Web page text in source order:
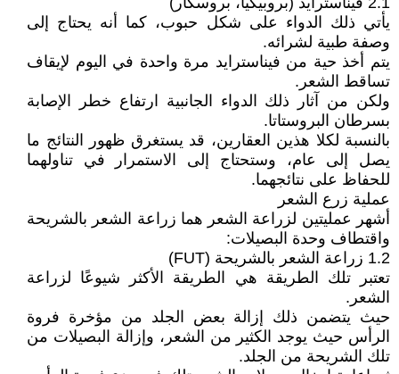
يأتي ذلك الدواء على شكل حبوب، كما أنه يحتاج إلى
وصفة طبية لشرائه.
يتم أخذ حية من فيناسترايد مرة واحدة في اليوم لإيقاف
تساقط الشعر.
ولكن من آثار ذلك الدواء الجانبية ارتفاع خطر الإصابة
بسرطان البروستاتا.
بالنسبة لكلا هذين العقارين، قد يستغرق ظهور النتائج ما
يصل إلى عام، وستحتاج إلى الاستمرار في تناولهما
للحفاظ على نتائجهما.
عملية زرع الشعر
أشهر عمليتين لزراعة الشعر هما زراعة الشعر بالشريحة
واقتطاف وحدة البصيلات:
1.2 زراعة الشعر بالشريحة (FUT)
تعتبر تلك الطريقة هي الطريقة الأكثر شيوعًا لزراعة
الشعر.
حيث يتضمن ذلك إزالة بعض الجلد من مؤخرة فروة
الرأس حيث يوجد الكثير من الشعر، وإزالة البصيلات من
تلك الشريحة من الجلد.